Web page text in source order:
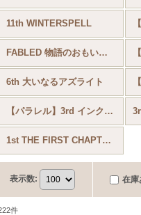
11th WINTERSPELL
FABLED 物語のおもいで vol.2(8th)
6th 大いなるアズライト
【パラレル】3rd インクランド探訪
1st THE FIRST CHAPTER 物語のはじまり
表示数: 在庫
件